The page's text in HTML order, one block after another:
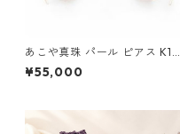
あこや真珠 パール ピアス K10
イエローゴールド ジプシー フ
ック ピアス 7mm 7ミリ珠 ア
¥55,000